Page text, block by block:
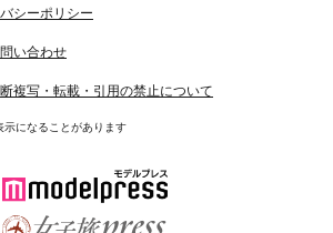
） - 時森 役
2014年12月6日公開、BS-TBS） - 竹
2015年3月21日公開、ユナイテッドエ
- 安田元 役
- 主演・戸上哲夫役
方（2015年11月15日公開、伊参スタ
シーポリシー
い合わせ
複写・転載・引用の禁止について
になることがあります